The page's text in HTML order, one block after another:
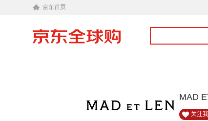
京东首页
MAD
关注我